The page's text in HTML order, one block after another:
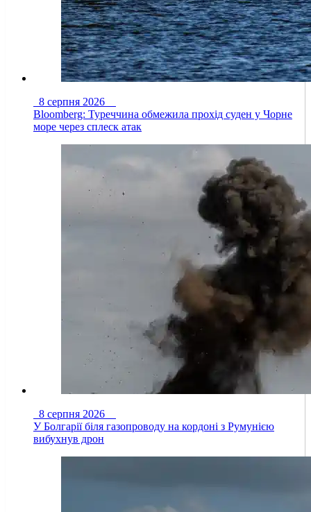
8 серпня 2026
Bloomberg: Туреччина обмежила прохід суден у Чорне
море через сплеск атак
8 серпня 2026
У Болгарії біля газопроводу на кордоні з Румунією
вибухнув дрон